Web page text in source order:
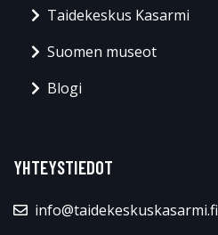
Taidekeskus Kasarmi
Suomen museot
Blogi
YHTEYSTIEDOT
info@taidekeskuskasarmi.fi